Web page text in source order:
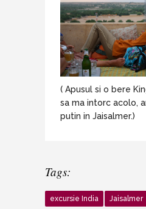
( Apusul si o bere
sa ma intorc acolo,
putin in Jaisalmer.)
Tags:
excursie India Jaisalmer